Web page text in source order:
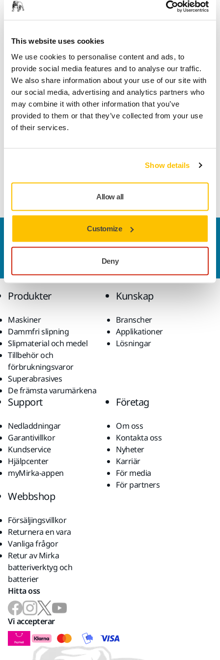
This website uses cookies
We use cookies to personalise content and ads, to
provide social media features and to analyse our traffic.
We also share information about your use of our site with
our social media, advertising and analytics partners who
may combine it with other information that you’ve
provided to them or that they’ve collected from your use
of their services.
Show details
Allow all
Customize
Deny
fi/support/returnera-en-vara/
Teknisk specifikation
Längd
Vill du veta mer?Kontakta ossså besvarar vår
kundservice gärna dina frågor.
Produkter
Maskiner
Dammfri slipning
Slipmaterial och medel
Tillbehör och
förbrukningsvaror
Superabrasives
De främsta varumärkena
Kunskap
Branscher
Applikationer
Lösningar
Support
Nedladdningar
Garantivillkor
Kundservice
Hjälpcenter
myMirka-appen
Företag
Om oss
Kontakta oss
Nyheter
Karriär
För media
För partners
Webbshop
Försäljingsvillkor
Returnera en vara
Vanliga frågor
Retur av Mirka
batteriverktyg och
batterier
Hitta oss
Vi accepterar